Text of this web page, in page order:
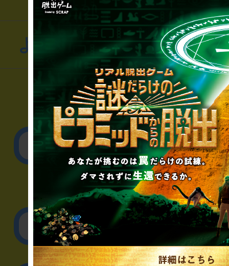
よくあるお問い合わせ
▼一般のお客様
公演内容、チケット
▼企業／法人の方
リアル脱出ゲーム制作